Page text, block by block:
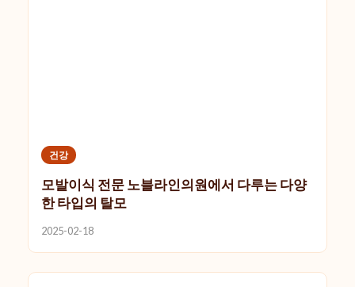
건강
모발이식 전문 노블라인의원에서 다루는 다양
한 타입의 탈모
2025-02-18